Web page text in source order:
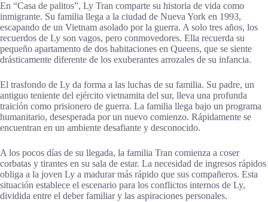
En “Casa de palitos”, Ly Tran comparte su historia de vida como
inmigrante. Su familia llega a la ciudad de Nueva York en 1993,
escapando de un Vietnam asolado por la guerra. A solo tres años, los
recuerdos de Ly son vagos, pero conmovedores. Ella recuerda su
pequeño apartamento de dos habitaciones en Queens, que se siente
drásticamente diferente de los exuberantes arrozales de su infancia.
El trasfondo de Ly da forma a las luchas de su familia. Su padre, un
antiguo teniente del ejército vietnamita del sur, lleva una profunda
traición como prisionero de guerra. La familia llega bajo un programa
humanitario, desesperada por un nuevo comienzo. Rápidamente se
encuentran en un ambiente desafiante y desconocido.
A los pocos días de su llegada, la familia Tran comienza a coser
corbatas y tirantes en su sala de estar. La necesidad de ingresos rápidos
obliga a la joven Ly a madurar más rápido que sus compañeros. Esta
situación establece el escenario para los conflictos internos de Ly,
dividida entre el deber familiar y las aspiraciones personales.